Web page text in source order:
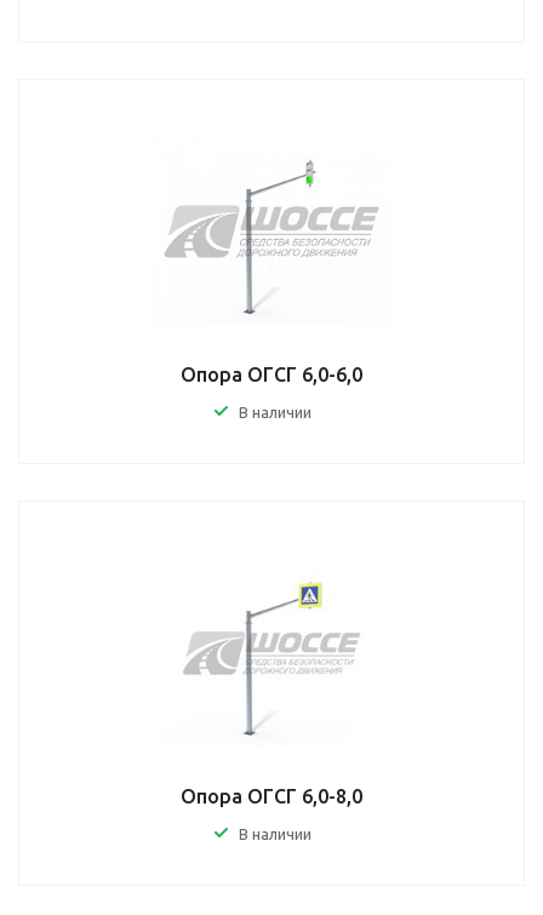
Опора ОГСГ 6,0-6,0
В наличии
Опора ОГСГ 6,0-8,0
В наличии